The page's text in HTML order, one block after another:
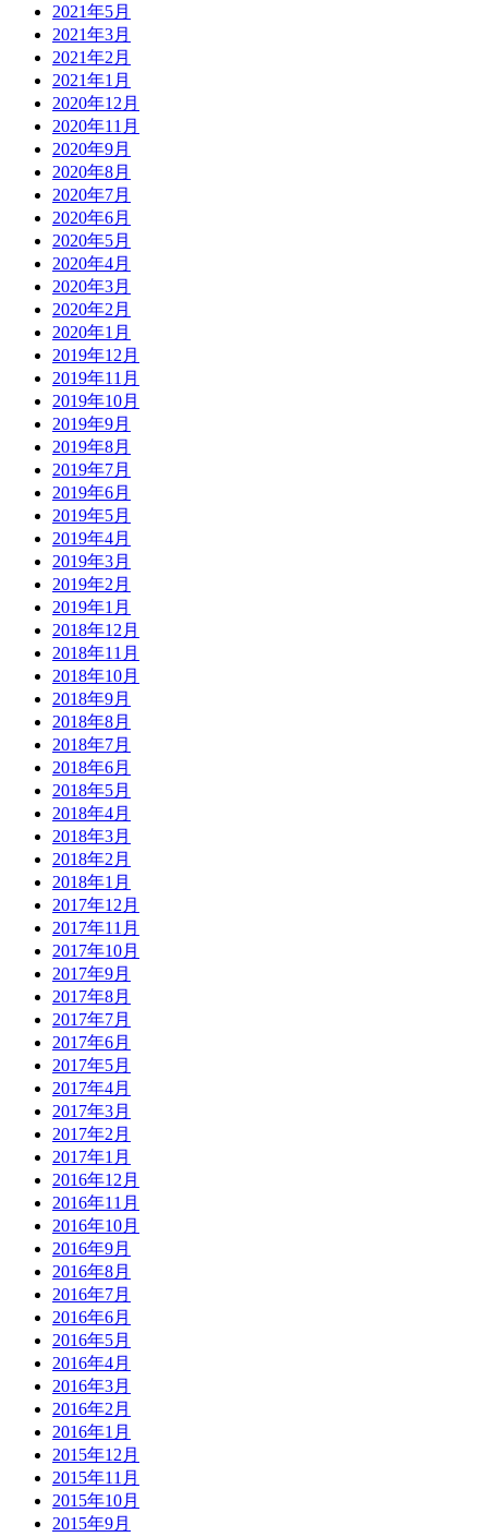
2021年5月
2021年3月
2021年2月
2021年1月
2020年12月
2020年11月
2020年9月
2020年8月
2020年7月
2020年6月
2020年5月
2020年4月
2020年3月
2020年2月
2020年1月
2019年12月
2019年11月
2019年10月
2019年9月
2019年8月
2019年7月
2019年6月
2019年5月
2019年4月
2019年3月
2019年2月
2019年1月
2018年12月
2018年11月
2018年10月
2018年9月
2018年8月
2018年7月
2018年6月
2018年5月
2018年4月
2018年3月
2018年2月
2018年1月
2017年12月
2017年11月
2017年10月
2017年9月
2017年8月
2017年7月
2017年6月
2017年5月
2017年4月
2017年3月
2017年2月
2017年1月
2016年12月
2016年11月
2016年10月
2016年9月
2016年8月
2016年7月
2016年6月
2016年5月
2016年4月
2016年3月
2016年2月
2016年1月
2015年12月
2015年11月
2015年10月
2015年9月